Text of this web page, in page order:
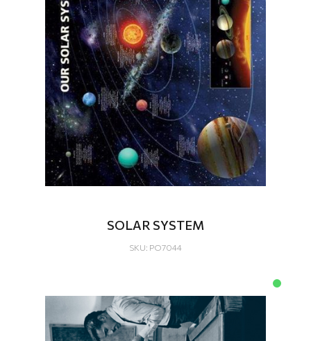
SOLAR SYSTEM
SKU: PO7044